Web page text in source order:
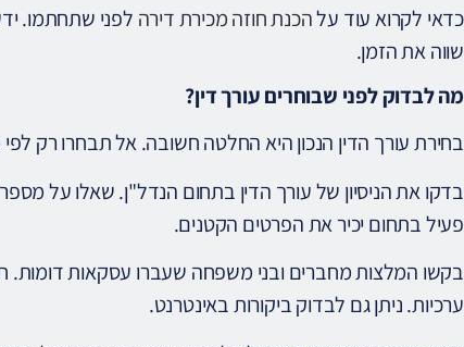
כדאי לקרוא עוד עלהכנת חוזה מכירת דירה לפני שתחתמו.
שווה את הזמן.
מה לבדוק לפני שבוחרים עורך דין?
בחירת עורך הדין הנכון היא החלטה חשובה. אל תבחרו רק
בדקו את הניסיון של עורך הדין בתחום הנדל"ן. שאלו על
פעיל בתחום יכיר את הפרטים הקטנים.
בקשו המלצות מחברים ובני משפחה שעברו עסקאות דומות.
ערכיות. ניתן גם לבדוק ביקורות באינטרנט.